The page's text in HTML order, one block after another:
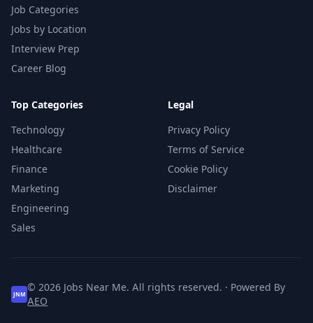
Job Categories
Jobs by Location
Interview Prep
Career Blog
Top Categories
Technology
Healthcare
Finance
Marketing
Engineering
Sales
Legal
Privacy Policy
Terms of Service
Cookie Policy
Disclaimer
JNM
© 2026 Jobs Near Me. All rights reserved. · Powered By
AEO